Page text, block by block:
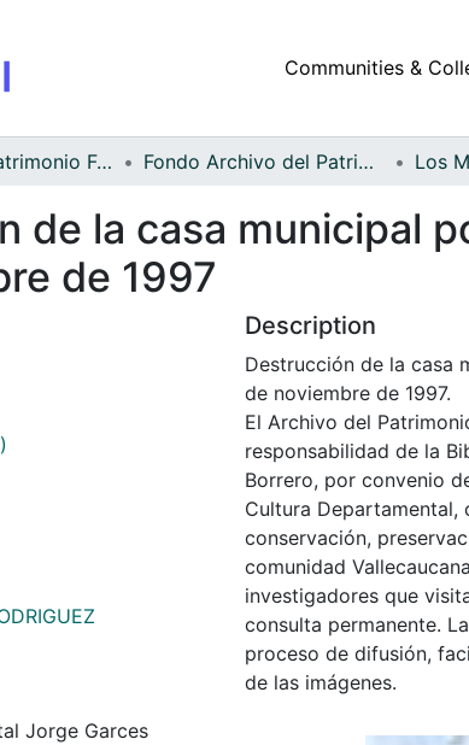
Communities &
Archivo del Patrimonio Fotográfico y Fílmico del Valle del Cauca Fondo Archivo del Patrimonio Fotográfico y Fílmico del Valle del Cauca Los
de la casa municipal
de 1997
Jorge Garces
Description
Destrucción de la casa
de noviembre de 1997.
El Archivo del
responsabilidad de la
Borrero, por convenio
Cultura Departamental,
conservación,
comunidad
investigadores que
consulta permanente.
proceso de difusión,
de las imágenes.